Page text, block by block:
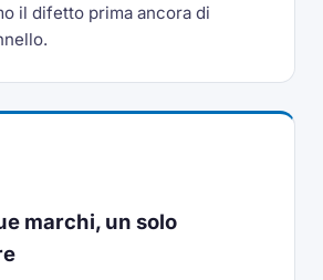
il difetto prima ancora di
marchi, un solo